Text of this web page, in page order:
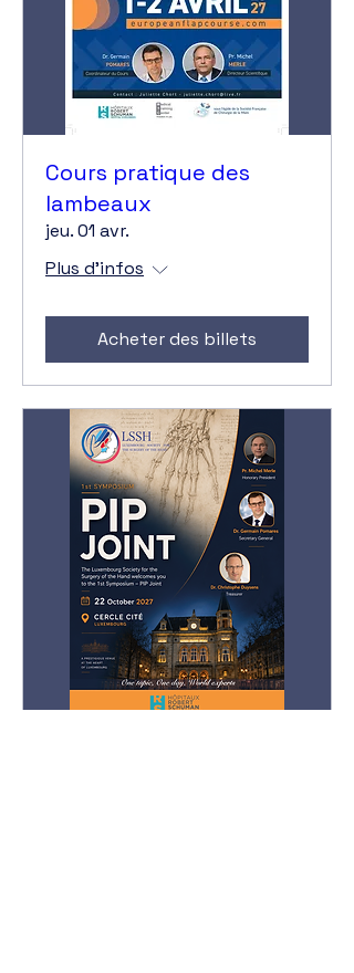
Cours pratique des
lambeaux
jeu. 01 avr.
Plus d'infos
Acheter des billets